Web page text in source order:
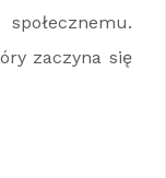
zaczyna się